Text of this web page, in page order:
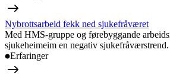
Nybrottsarbeid fekk ned sjukefråværet
Med HMS-gruppe og førebyggande
sjukeheimeim en negativ sjukefråværstrend.
Erfaringer